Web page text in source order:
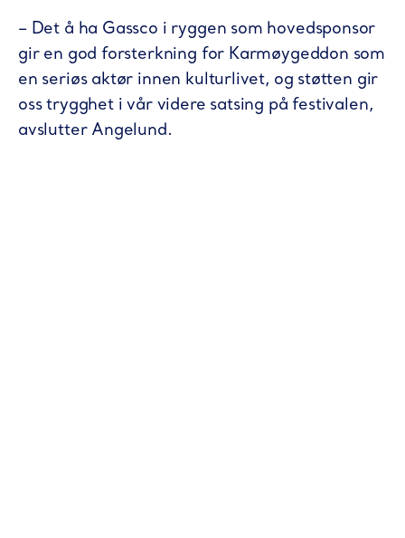
– Det å ha Gassco i ryggen som hovedsponsor
gir en god forsterkning for Karmøygeddon som
en seriøs aktør innen kulturlivet, og støtten gir
oss trygghet i vår videre satsing på festivalen,
avslutter Angelund.